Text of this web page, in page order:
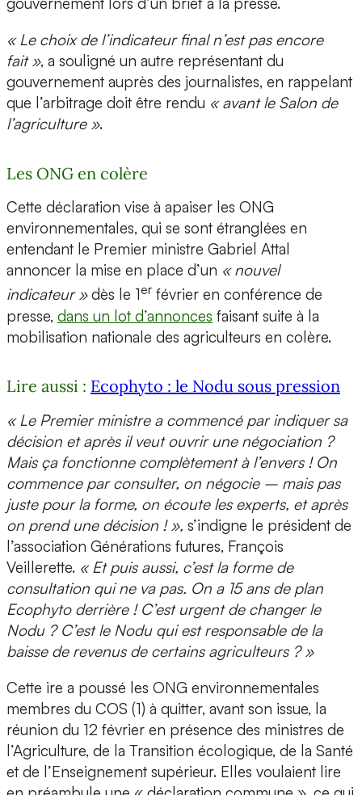
« Le choix de l’indicateur final n’est pas encore
fait », a souligné un autre représentant du
gouvernement auprès des journalistes, en rappelant
que l’arbitrage doit être rendu « avant le Salon de
l’agriculture ».
Les ONG en colère
Cette déclaration vise à apaiser les ONG
environnementales, qui se sont étranglées en
entendant le Premier ministre Gabriel Attal
annoncer la mise en place d’un « nouvel
indicateur »dès le 1er février en conférence de
presse, dans un lot d’annonces faisant suite à la
mobilisation nationale des agriculteurs en colère.
Lire aussi : Ecophyto : le Nodu sous pression
« Le Premier ministre a commencé par indiquer sa
décision et après il veut ouvrir une négociation ?
Mais ça fonctionne complètement à l’envers ! On
commence par consulter, on négocie – mais pas
juste pour la forme, on écoute les experts, et après
on prend une décision ! », s’indigne le président de
l’association Générations futures, François
Veillerette. « Et puis aussi, c’est la forme de
consultation qui ne va pas. On a 15 ans de plan
Ecophyto derrière ! C’est urgent de changer le
Nodu ? C’est le Nodu qui est responsable de la
baisse de revenus de certains agriculteurs ? »
Cette ire a poussé les ONG environnementales
membres du COS (1) à quitter, avant son issue, la
réunion du 12 février en présence des ministres de
l’Agriculture, de la Transition écologique, de la Santé
et de l’Enseignement supérieur. Elles voulaient lire